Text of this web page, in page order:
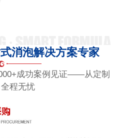
消泡解决方案专家
成功案例见证——从定制
程无忧